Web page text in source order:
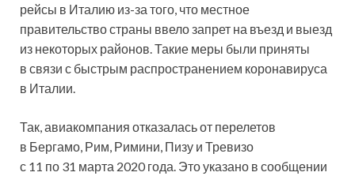
рейсы в Италию из-за того, что местное
правительство страны ввело запрет на въезд и выезд
из некоторых районов. Такие меры были приняты
в связи с быстрым распространением коронавируса
в Италии.
Так, авиакомпания отказалась от перелетов
в Бергамо, Рим, Римини, Пизу и Тревизо
с 11 по 31 марта 2020 года. Это указано в сообщении